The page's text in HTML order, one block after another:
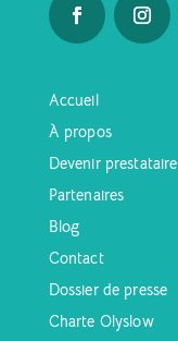
Accueil
À propos
Devenir prestataire
Partenaires
Blog
Contact
Dossier de presse
Charte Olyslow